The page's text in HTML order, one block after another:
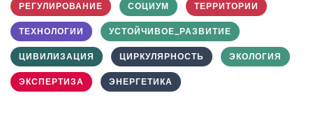
РЕГУЛИРОВАНИЕ СОЦИУМ ТЕРРИТОРИИ
ТЕХНОЛОГИИ УСТОЙЧИВОЕ_РАЗВИТИЕ
ЦИВИЛИЗАЦИЯ ЦИРКУЛЯРНОСТЬ ЭКОЛОГИЯ
ЭКСПЕРТИЗА ЭНЕРГЕТИКА